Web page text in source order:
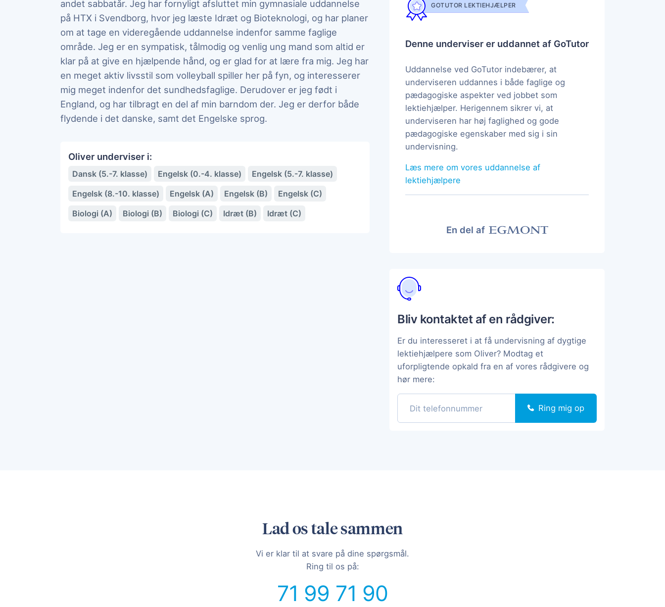
andet sabbatår. Jeg har fornyligt afsluttet min gymnasiale uddannelse
på HTX i Svendborg, hvor jeg læste Idræt og Bioteknologi, og har planer
om at tage en videregående uddannelse indenfor samme faglige
område. Jeg er en sympatisk, tålmodig og venlig ung mand som altid er
klar på at give en hjælpende hånd, og er glad for at lære fra mig. Jeg har
en meget aktiv livsstil som volleyball spiller her på fyn, og interesserer
mig meget indenfor det sundhedsfaglige. Derudover er jeg født i
England, og har tilbragt en del af min barndom der. Jeg er derfor både
flydende i det danske, samt det Engelske sprog.
Oliver underviser i:
Dansk (5.-7. klasse) Engelsk (0.-4. klasse)
Engelsk (5.-7. klasse)
Engelsk (8.-10. klasse)
Engelsk (A) Engelsk (B)
Engelsk (C)
Biologi (A)
Biologi (B) Biologi (C) Idræt (B) Idræt (C)
GOTUTOR LEKTIEHJÆLPER
Denne underviser er uddannet af GoTutor
Uddannelse ved GoTutor indebærer, at
underviseren uddannes i både faglige og
pædagogiske aspekter ved jobbet som
lektiehjælper. Herigennem sikrer vi, at
underviseren har høj faglighed og gode
pædagogiske egenskaber med sig i sin
undervisning.
Læs mere om vores uddannelse af
lektiehjælpere
En del af
Bliv kontaktet af en rådgiver:
Er du interesseret i at få undervisning af dygtige
lektiehjælpere som Oliver? Modtag et
uforpligtende opkald fra en af vores rådgivere og
hør mere:
Ring mig op
Lad os tale sammen
Vi er klar til at svare på dine spørgsmål.
Ring til os på:
71 99 71 90